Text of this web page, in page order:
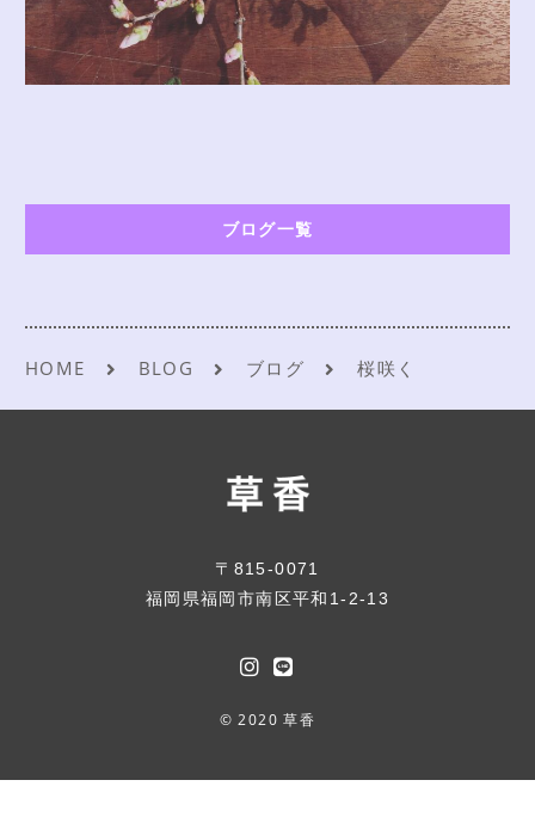
ブログ一覧
HOME BLOG ブログ 桜咲く
〒815-0071
福岡県福岡市南区平和1-2-13
© 2020 草香